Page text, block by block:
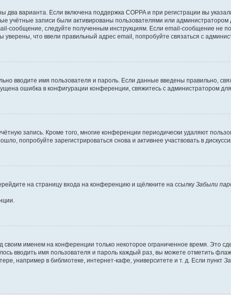
варианта. Если включена поддержка COPPA и при регистрации вы
учётные записи были активированы пользователями или администратором
сообщение, следуйте полученным инструкциям. Если email-сообщение не
что ввели правильный адрес email, попробуйте связаться с
вводите имя пользователя и пароль. Если данные введены правильно,
ошибка в конфигурации конференции, свяжитесь с администратором
запись. Кроме того, многие конференции периодически удаляют
попробуйте зарегистрироваться снова и активнее участвовать в
на страницу входа на конференцию и щёлкните на ссылку Забыли
своим именем на конференции только некоторое ограниченное время. Это
вводить имя пользователя и пароль каждый раз, вы можете отметить
например в библиотеке, интернет-кафе, университете и т. д. Если пункт